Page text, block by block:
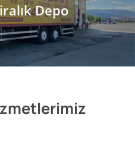
Depo